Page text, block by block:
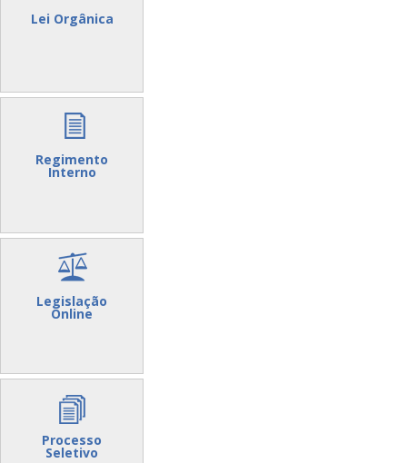
Lei Orgânica
Regimento
Interno
Legislação
Online
Processo
Seletivo